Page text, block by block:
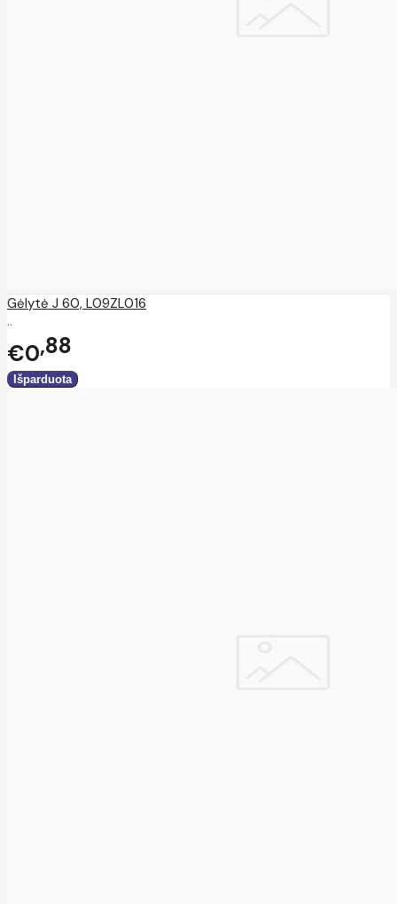
Gėlytė J 60, L09ZL016
..
€0 88